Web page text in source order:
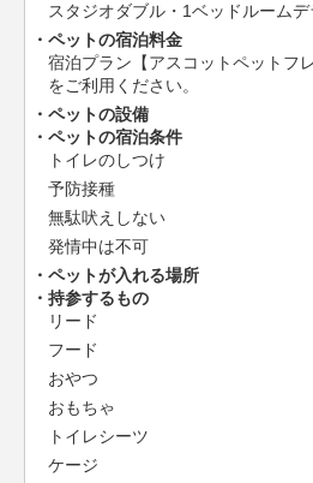
スタジオダブル・1ベッドルームデ
ペットの宿泊料金
宿泊プラン【アスコットペットフ
をご利用ください。
ペットの設備
ペットの宿泊条件
トイレのしつけ
予防接種
無駄吠えしない
発情中は不可
ペットが入れる場所
持参するもの
リード
フード
おやつ
おもちゃ
トイレシーツ
ケージ